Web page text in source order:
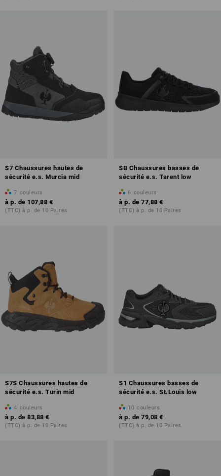
S7 Chaussures hautes de
sécurité e.s. Murcia mid
7 couleurs
à p. de 107,88 €
(TTC) à p. de 10 Paires
SB Chaussures basses de
sécurité e.s. Tarent low
6 couleurs
à p. de 77,88 €
(TTC) à p. de 10 Paires
S7S Chaussures hautes de
sécurité e.s. Turin mid
4 couleurs
à p. de 83,88 €
(TTC) à p. de 10 Paires
S1 Chaussures basses de
sécurité e.s. St.Louis low
10 couleurs
à p. de 79,08 €
(TTC) à p. de 10 Paires